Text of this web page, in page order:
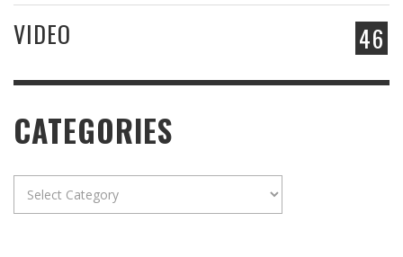
46
VIDEO
CATEGORIES